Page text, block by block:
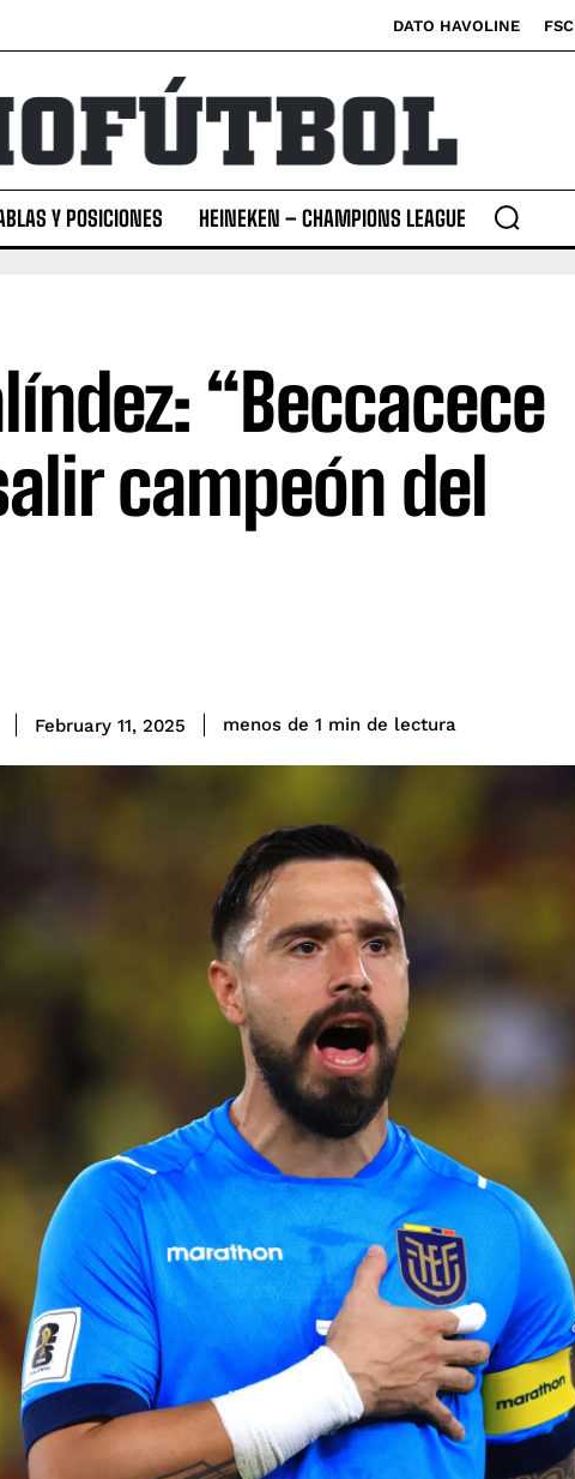
DATO HAVOLINE FSC
Y POSICIONES HEINEKEN – CHAMPIONS LEAGUE
“Beccacece
campeón del
February 11, 2025 menos de 1 min de lectura